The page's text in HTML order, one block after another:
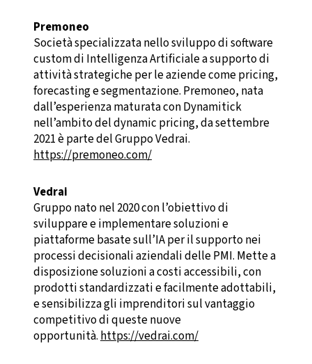
Premoneo
Società specializzata nello sviluppo di software
custom di Intelligenza Artificiale a supporto di
attività strategiche per le aziende come pricing,
forecasting e segmentazione. Premoneo, nata
dall’esperienza maturata con Dynamitick
nell’ambito del dynamic pricing, da settembre
2021 è parte del Gruppo Vedrai.
https://premoneo.com/
Vedrai
Gruppo nato nel 2020 con l’obiettivo di
sviluppare e implementare soluzioni e
piattaforme basate sull’IA per il supporto nei
processi decisionali aziendali delle PMI. Mette a
disposizione soluzioni a costi accessibili, con
prodotti standardizzati e facilmente adottabili,
e sensibilizza gli imprenditori sul vantaggio
competitivo di queste nuove
opportunità.https://vedrai.com/